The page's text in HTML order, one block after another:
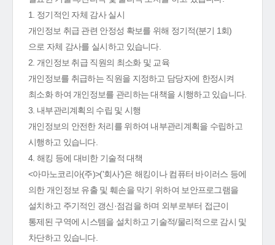
1. 정기적인 자체 감사 실시
개인정보 취급 관련 안정성 확보를 위해 정기적(분기 1회)
으로 자체 감사를 실시하고 있습니다.
2. 개인정보 취급 직원의 최소화 및 교육
개인정보를 취급하는 직원을 지정하고 담당자에 한정시켜
최소화 하여 개인정보를 관리하는 대책을 시행하고 있습니다.
3. 내부관리계획의 수립 및 시행
개인정보의 안전한 처리를 위하여 내부관리계획을 수립하고
시행하고 있습니다.
4. 해킹 등에 대비한 기술적 대책
<아마노코리아(주)>('회사')은 해킹이나 컴퓨터 바이러스 등에
의한 개인정보 유출 및 훼손을 막기 위하여 보안프로그램을
설치하고 주기적인 갱신·점검을 하며 외부로부터 접근이
통제된 구역에 시스템을 설치하고 기술적/물리적으로 감시 및
차단하고 있습니다.